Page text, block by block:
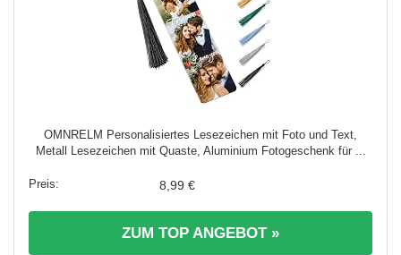
OMNRELM Personalisiertes Lesezeichen mit Foto und Text,
Metall Lesezeichen mit Quaste, Aluminium Fotogeschenk für ...
8,99 €
ZUM TOP ANGEBOT »